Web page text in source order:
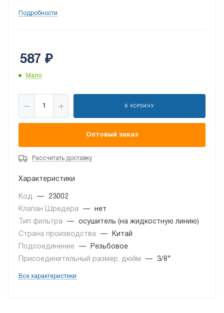
Подробности
587 ₽
Мало
В КОРЗИНУ
Оптовый заказ
Рассчитать доставку
Характеристики
Код —
23002
Клапан Шредера
—
нет
Тип фильтра
—
осушитель (на жидкостную линию)
Страна производства
—
Китай
Подсоединение
—
Резьбовое
Присоединительный размер, дюйм
— 3/8"
Все характеристики